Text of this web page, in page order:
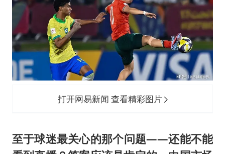
打开网易新闻 查看精彩图片
至于球迷最关心的那个问题——还能不能